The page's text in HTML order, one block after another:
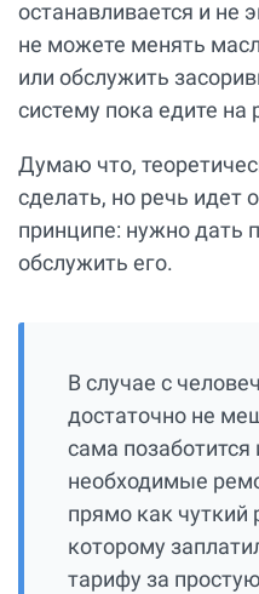
останавливается и не
не можете менять
или обслужить
систему пока едите на
Думаю что,
сделать, но речь идет
принципе: нужно дать
обслужить его.
В случае с
достаточно не
сама позаботится
необходимые
прямо как чуткий
которому
тарифу за